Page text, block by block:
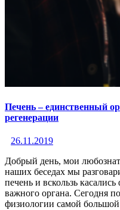
Печень – единственный
регенерации
26.11.2019
Добрый день, мои
наших беседах мы
печень и вскользь
важного органа. Сегодня
физиологии самой